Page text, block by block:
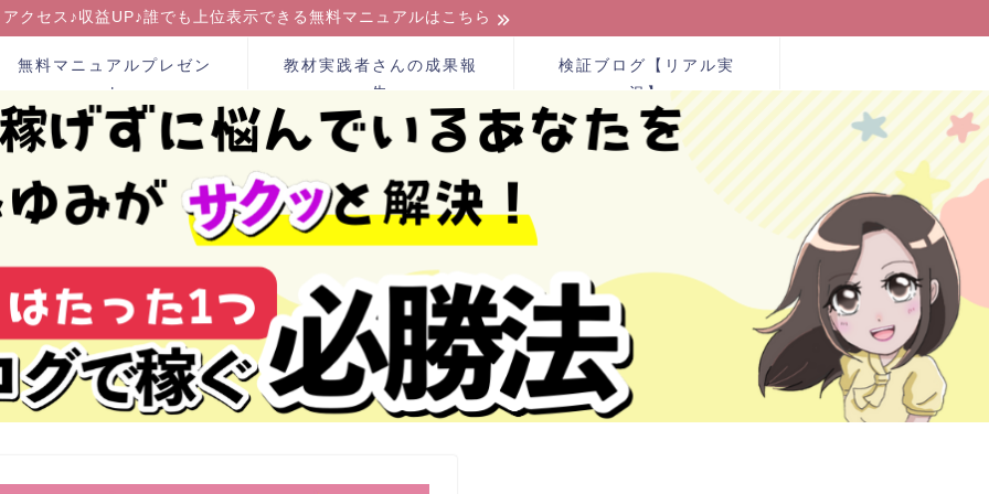
アクセス♪収益UP♪誰でも上位表示できる無料マニュアルはこちら
無料マニュアルプレゼン
ト
教材実践者さんの成果報
告
検証ブログ【リアル実
況】